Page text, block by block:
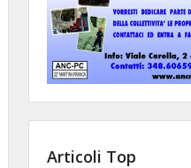
Articoli Top